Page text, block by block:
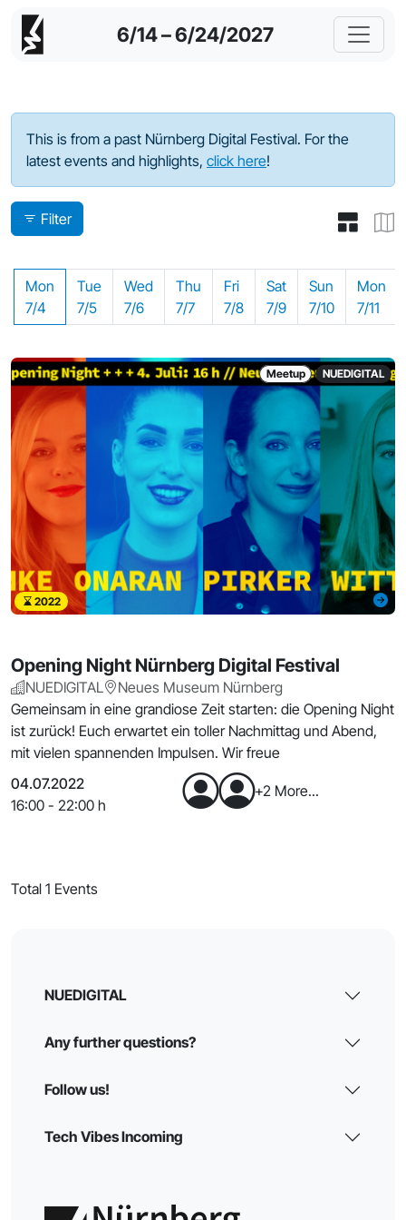
6/14 – 6/24/2027
Program - 2022
This is from a past Nürnberg Digital Festival. For the
latest events and highlights, click here!
Filter
Mon
7/4
Tue
7/5
Wed
7/6
Thu
7/7
Fri
7/8
Sat
7/9
Sun
7/10
Mon
7/11
Meetup NUEDIGITAL
2022
Opening Night Nürnberg Digital Festival
NUEDIGITAL
Neues Museum Nürnberg
Gemeinsam in eine grandiose Zeit starten: die Opening Night
ist zurück! Euch erwartet ein toller Nachmittag und Abend,
mit vielen spannenden Impulsen. Wir freue
04.07.2022
16:00 - 22:00 h
+2 More...
Total 1 Events
NUEDIGITAL
Any further questions?
Follow us!
Tech Vibes Incoming